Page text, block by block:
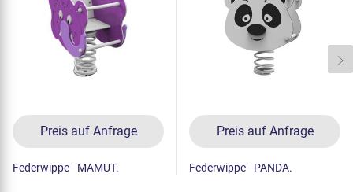
Preis auf Anfrage
Federwippe - MAMUT.
Preis auf Anfrage
Federwippe - PANDA.